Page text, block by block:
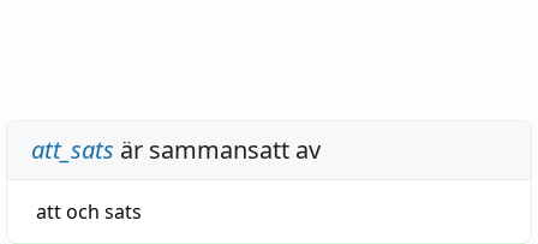
att_sats är sammansatt av
attoch sats